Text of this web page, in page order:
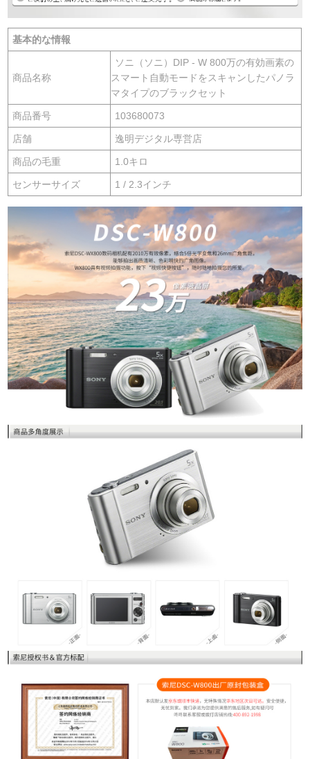
基本的な情報
商品名称
ソニ（ソニ）DIP - W 800万の有効画素の
スマート自動モードをスキャンしたパノラ
マタイプのブラックセット
商品番号 103680073
店舗 逸明デジタル専営店
商品の毛重 1.0キロ
センサーサイズ 1 / 2.3インチ